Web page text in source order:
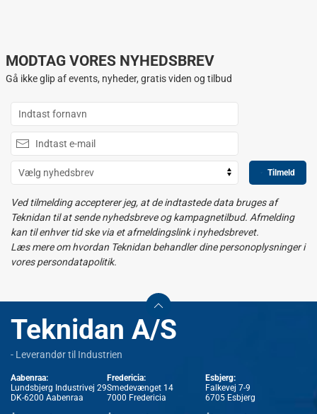
MODTAG VORES NYHEDSBREV
Gå ikke glip af events, nyheder, gratis viden og tilbud
Tilmeld
Ved tilmelding accepterer jeg, at de indtastede data bruges af
Teknidan til at sende nyhedsbreve og kampagnetilbud. Afmelding
kan til enhver tid ske via et afmeldingslink i nyhedsbrevet.
Læs mere om hvordan Teknidan behandler dine personoplysninger i
vores persondatapolitik.
Teknidan A/S
- Leverandør til Industrien
Aabenraa:
Lundsbjerg Industrivej 29
DK-6200 Aabenraa
Fredericia:
Smedevænget 14
7000 Fredericia
Esbjerg:
Falkevej 7-9
6705 Esbjerg